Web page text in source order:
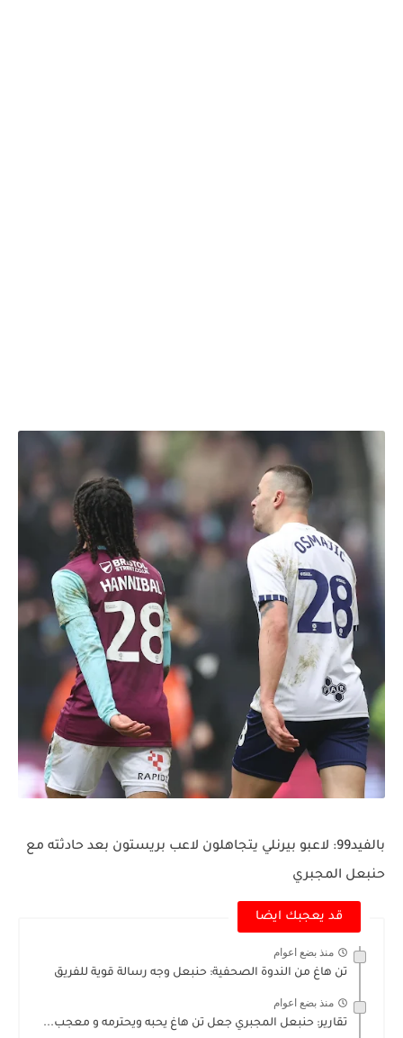
بالفيد99: لاعبو بيرنلي يتجاهلون لاعب بريستون بعد حادثته مع
حنبعل المجبري
قد يعجبك ايضا
منذ بضع اعوام
تن هاغ من الندوة الصحفية: حنبعل وجه رسالة قوية للفريق
منذ بضع اعوام
تقارير: حنبعل المجبري جعل تن هاغ يحبه ويحترمه و معجب...